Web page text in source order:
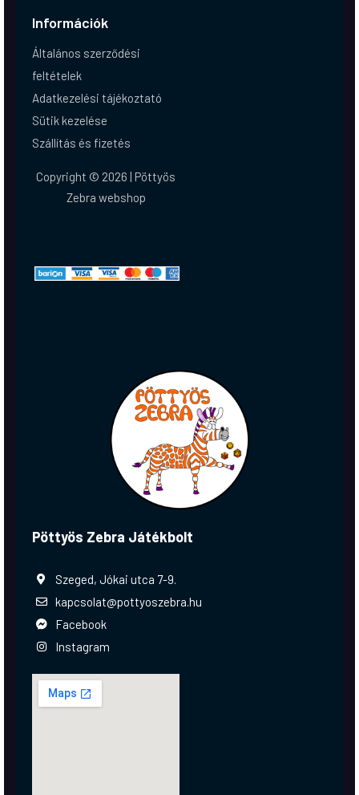
Információk
Általános szerződési
feltételek
Adatkezelési tájékoztató
Sütik kezelése
Szállítás és fizetés
Copyright © 2026 | Pöttyös
Zebra webshop
Pöttyös Zebra Játékbolt
Szeged, Jókai utca 7-9.
kapcsolat@pottyoszebra.hu
Facebook
Instagram